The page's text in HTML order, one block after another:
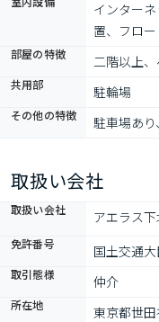
インター
置、フロ
部屋の特徴 二階以上
共用部 駐輪場
その他の特徴 駐車場あ
取扱い会社
取扱い会社 アエラス下
免許番号 国土交通
取引態様 仲介
所在地
東京都世